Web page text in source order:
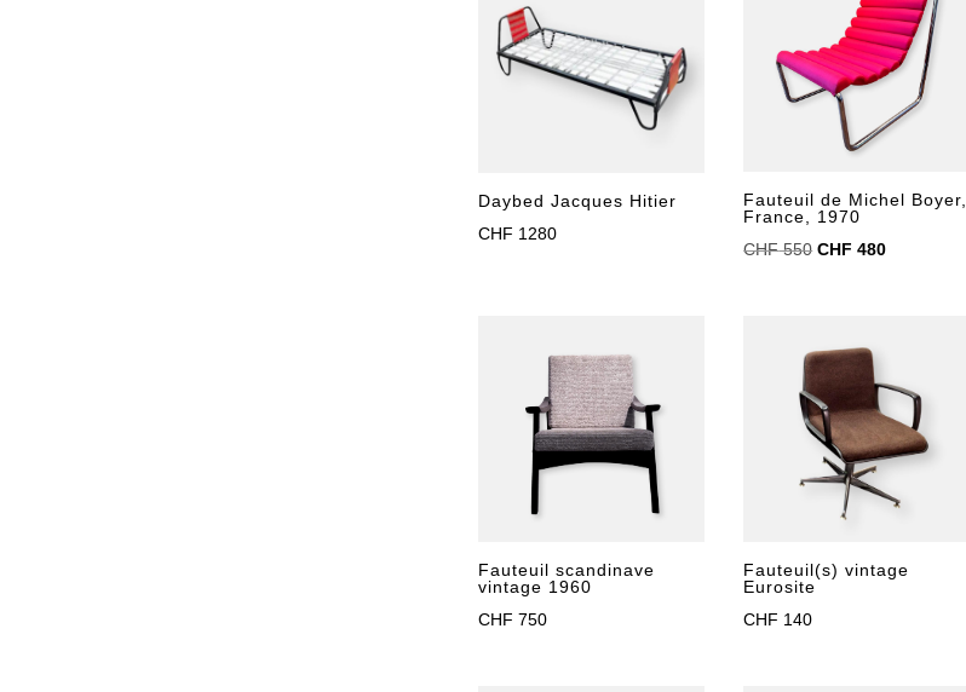
Daybed Jacques Hitier
CHF 1280
Fauteuil de Michel Boyer,
France, 1970
CHF550 Le
était :
CHF 550.
CHF 480Le
Fauteuil scandinave
vintage 1960
CHF 750
Fauteuil(s) vintage
Eurosite
CHF 140